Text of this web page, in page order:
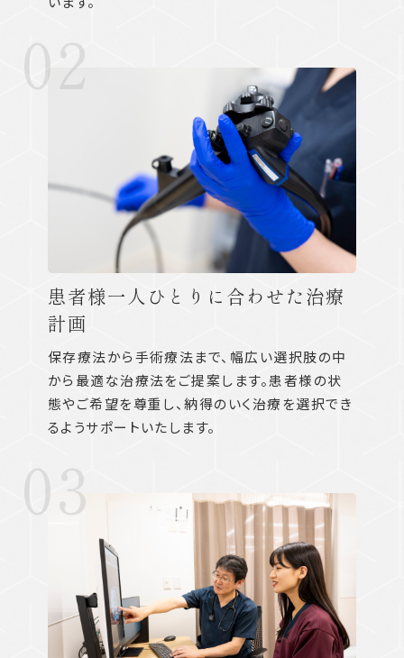
02
患者様一人ひとりに合わせた治療
計画
保存療法から手術療法まで、幅広い選択肢の中
から最適な治療法をご提案します。患者様の状
態やご希望を尊重し、納得のいく治療を選択でき
るようサポートいたします。
03